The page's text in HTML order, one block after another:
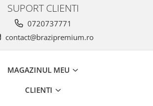
SUPORT CLIENTI
0720737771
contact@brazipremium.ro
MAGAZINUL MEU
CLIENTI